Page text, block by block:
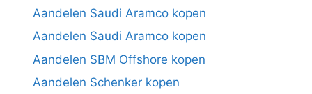
Aandelen Saudi Aramco kopen
Aandelen Saudi Aramco kopen
Aandelen SBM Offshore kopen
Aandelen Schenker kopen